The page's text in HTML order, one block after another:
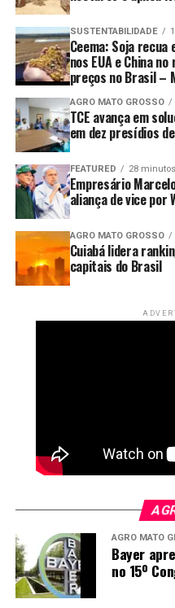
SUSTENTABILIDADE
Ceema: Soja recua
nos EUA e China
preços no Brasil –
AGRO MATO GROSSO
TCE avança em
em dez presídios
FEATURED 28
Empresário
aliança de vice por
AGRO MATO GROSSO
Cuiabá lidera
capitais do Brasil
AGRO MATO
Bayer
no 15º